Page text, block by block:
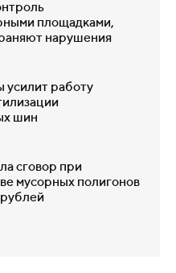
площадками,
нарушения
работу
шин
сговор при
мусорных полигонов